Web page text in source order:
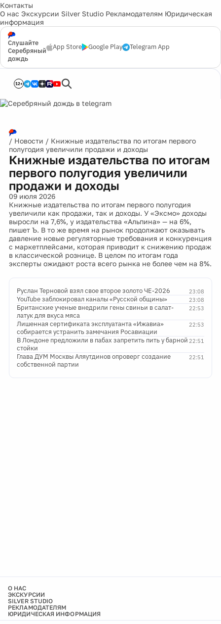
Контакты
О нас Экскурсии Silver Studio Рекламодателям Юридическая
информация
Слушайте
Серебряный
дождь
App Store Google Play Telegram App
12+
/ Новости / Книжные издательства по итогам первого
полугодия увеличили продажи и доходы
Книжные издательства по итогам
первого полугодия увеличили
продажи и доходы
09 июля 2026
Книжные издательства по итогам первого полугодия
увеличили как продажи, так и доходы. У «Эксмо» доходы
выросли на 7,6%, у издательства «Альпина» — на 6%,
пишет Ъ. В то же время на рынок продолжают оказывать
давление новые регуляторные требования и конкуренция
с маркетплейсами, которая приводит к снижению продаж
в классической рознице. В целом по итогам года
эксперты ожидают роста всего рынка не более чем на 8%.
23:08
Руслан Терновой взял свое второе золото ЧЕ-2026
23:08
YouTube заблокировал каналы «Русской общины»
22:53
Британские ученые внедрили гены свиньи в салат-
латук для вкуса мяса
22:53
Лишенная сертификата эксплуатанта «Ижавиа»
собирается устранить замечания Росавиации
22:51
В Лондоне предложили в пабах запретить пить у барной
стойки
22:51
Глава ДУМ Москвы Аляутдинов опроверг создание
собственной партии
О НАС
ЭКСКУРСИИ
SILVER STUDIO
РЕКЛАМОДАТЕЛЯМ
ЮРИДИЧЕСКАЯ ИНФОРМАЦИЯ